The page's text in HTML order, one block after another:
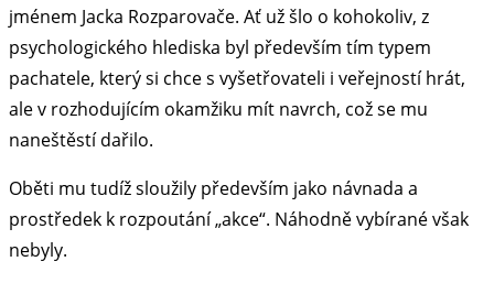
jménem Jacka Rozparovače. Ať už šlo o kohokoliv, z
psychologického hlediska byl především tím typem
pachatele, který si chce s vyšetřovateli i veřejností hrát,
ale v rozhodujícím okamžiku mít navrch, což se mu
naneštěstí dařilo.
Oběti mu tudíž sloužily především jako návnada a
prostředek k rozpoutání „akce“. Náhodně vybírané však
nebyly.